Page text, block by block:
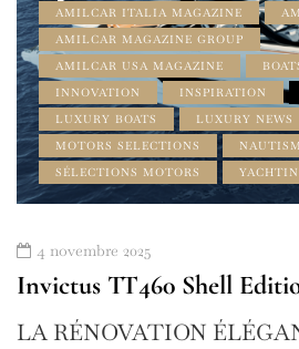
AMILCAR ITALIA MAGAZINE
AMILCAR MAGAZINE GROUP
AMILCAR USA MAGAZINE
INNOVATION
INSPIRATION
LUXURY BOATS
LUXURY NEWS
MOTORS SELECTIONS
SÉLECTIONS MOTORS
4 novembre 2025
Invictus TT460 Shell
LA RÉNOVATION